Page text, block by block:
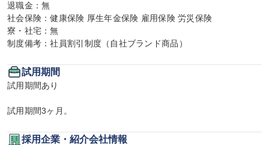
退職金：無
社会保険：健康保険 厚生年金保険 雇用保険 労災保険
寮・社宅：無
制度備考：社員割引制度（自社ブランド商品）
試用期間
試用期間あり
試用期間3ヶ月。
採用企業・紹介会社情報